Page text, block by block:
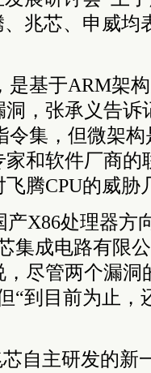
兆芯、申威均
是基于ARM架
，张承义告诉
令集，但微架
和软件厂商的
腾CPU的威胁
产X86处理器方
集成电路有限
尽管两个漏洞
“到目前为止，
自主研发的新